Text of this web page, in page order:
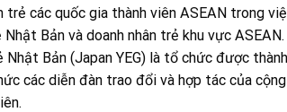
trẻ các quốc gia thành viên ASEAN trong
Bản và doanh nhân trẻ khu vực ASEAN.
Nhật Bản (Japan YEG) là tổ chức được
các diễn đàn trao đổi và hợp tác của